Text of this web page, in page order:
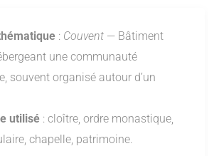
: Couvent — Bâtiment
une communauté
souvent organisé autour d’un
utilisé : cloître, ordre monastique,
chapelle, patrimoine.